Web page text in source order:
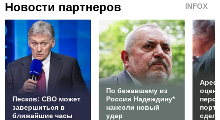
Новости партнеров INFOX
Песков: СВО может
завершиться в
ближайшие часы
По бежавшему из
России Надеждину*
нанесли новый
удар